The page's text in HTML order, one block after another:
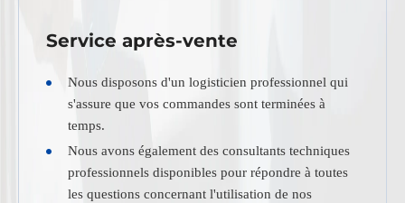
Service après-vente
Nous disposons d'un logisticien professionnel qui
s'assure que vos commandes sont terminées à
temps.
Nous avons également des consultants techniques
professionnels disponibles pour répondre à toutes
les questions concernant l'utilisation de nos